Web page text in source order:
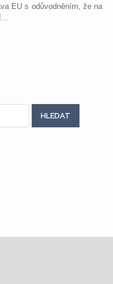
EU s odůvodněním, že na